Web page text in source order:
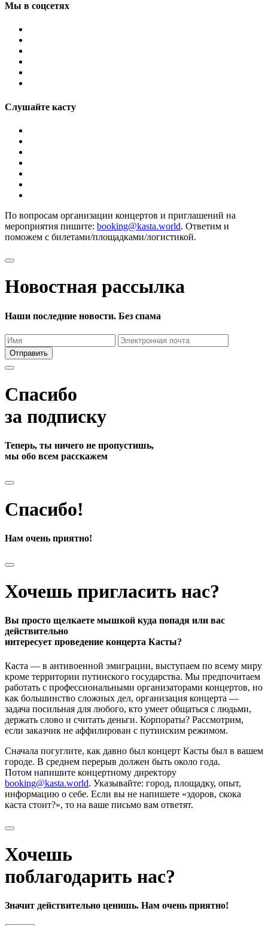
Мы в соцсетях
Слушайте касту
По вопросам организации концертов и приглашений на
мероприятия пишите: booking@kasta.world. Ответим и
поможем с билетами/площадками/логистикой.
Новостная рассылка
Наши последние новости. Без спама
Отправить
Спасибо
за подписку
Теперь, ты ничего не пропустишь,
мы обо всем расскажем
Спасибо!
Нам очень приятно!
Хочешь пригласить нас?
Вы просто щелкаете мышкой куда попадя или вас
действительно
интересует проведение концерта Касты?
Каста — в антивоенной эмиграции, выступаем по всему миру
кроме территории путинского государства. Мы предпочитаем
работать с профессиональными организаторами концертов, но
как большинство сложных дел, организация концерта —
задача посильная для любого, кто умеет общаться с людьми,
держать слово и считать деньги. Корпораты? Рассмотрим,
если заказчик не аффилирован с путинским режимом.
Сначала погуглите, как давно был концерт Касты был в вашем
городе. В среднем перерыв должен быть около года.
Потом напишите концертному директору
booking@kasta.world. Указывайте: город, площадку, опыт,
информацию о себе. Если вы не напишете «здоров, скока
каста стоит?», то на ваше письмо вам ответят.
Хочешь
поблагодарить нас?
Значит действительно ценишь. Нам очень приятно!